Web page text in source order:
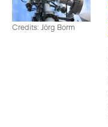
Credits: Jörg Borm